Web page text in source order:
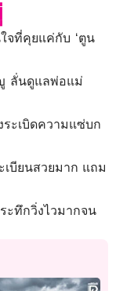
ใจที่คุยแค่กับ ‘ตูน
ลั่นดูแลพ่อแม่
ระเบิดความแซ่บก
เบียนสวยมาก แถม
ะทึกวิ่งไวมากจน